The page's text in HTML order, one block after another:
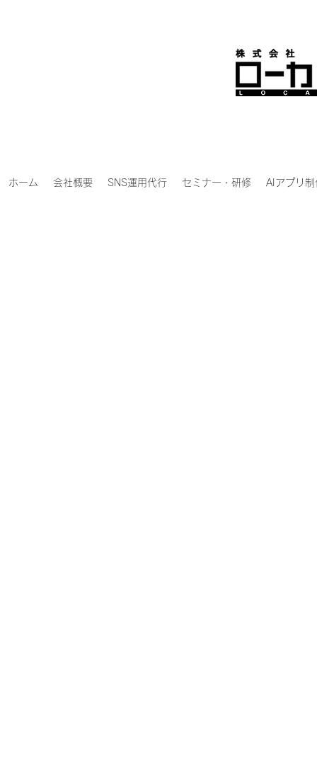
ホーム 会社概要 SNS運用代行 セミナー・研修 AIアプリ制